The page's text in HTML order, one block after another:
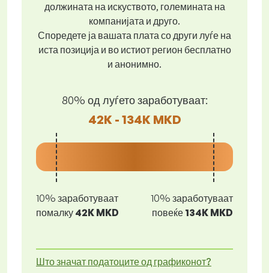
должината на искуството, големината на
компанијата и друго.
Споредете ја вашата плата со други луѓе на
иста позиција и во истиот регион бесплатно
и анонимно.
80% од луѓето заработуваат:
42K - 134K MKD
10% заработуваат
помалку 42K MKD
10% заработуваат
повеќе 134K MKD
Што значат податоците од графиконот?